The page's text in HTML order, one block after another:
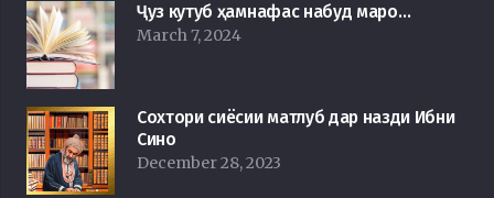
Ҷуз кутуб ҳамнафас набуд маро…
March 7, 2024
Сохтори сиёсии матлуб дар назди Ибни
Сино
December 28, 2023